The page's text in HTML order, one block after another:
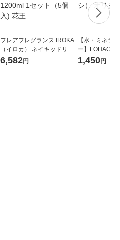
フレアフレグランス IROKA
（イロカ） ネイキッドリリ
ーの香り 柔軟剤 詰め替え 超
6,582円
【水・ミネラ
ー】LOHACO
1箱（20本入
1,450円